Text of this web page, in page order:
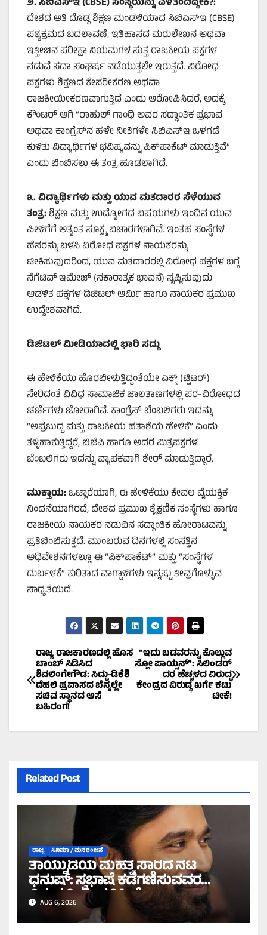
ದೇಶದ ಅತಿ ದೊಡ್ಡ ಶಿಕ್ಷಣ ಮಂಡಳಿಯಾದ ಸಿಬಿಎಸ್‌ಇ (CBSE)
ಪಠ್ಯಕ್ರಮದ ಬದಲಾವಣೆ, ಇತಿಹಾಸದ ಮರುಲೇಖನ ಅಥವಾ
ಇತ್ತೀಚಿನ ಪರೀಕ್ಷಾ ನಿಯಮಗಳ ಸುತ್ತ ರಾಜಕೀಯ ಪಕ್ಷಗಳ
ನಡುವೆ ಸದಾ ಸಂಘರ್ಷ ನಡೆಯುತ್ತಲೇ ಇರುತ್ತದೆ. ವಿರೋಧ
ಪಕ್ಷಗಳು ಶಿಕ್ಷಣದ ಕೇಸರೀಕರಣ ಅಥವಾ
ರಾಜಕೀಯೀಕರಣವಾಗುತ್ತಿದೆ ಎಂದು ಆರೋಪಿಸಿದರೆ, ಅದಕ್ಕೆ
ಕೌಂಟರ್ ಆಗಿ “ರಾಹುಲ್ ಗಾಂಧಿ ಅವರ ಸದ್ಧಾಂತಿಕ ಪ್ರಭಾವ
ಅಥವಾ ಕಾಂಗ್ರೆಸ್‌ನ ಹಳೇ ನೀತಿಗಳೇ ಸಿಬಿಎಸ್‌ಇ ಒಳಗಡೆ
ಕುಳಿತು ವಿದ್ಯಾರ್ಥಿಗಳ ಭವಿಷ್ಯವನ್ನು ಪಿಕ್‌ಪಾಕೆಟ್ ಮಾಡುತ್ತಿವೆ”
ಎಂದು ಬಿಂಬಿಸಲು ಈ ತಂತ್ರ ಹೂಡಲಾಗಿದೆ.
೩. ವಿದ್ಯಾರ್ಥಿಗಳು ಮತ್ತು ಯುವ ಮತದಾರರ ಸೆಳೆಯುವ
ತಂತ್ರ:ಶಿಕ್ಷಣ ಮತ್ತು ಉದ್ಯೋಗದ ವಿಷಯಗಳು ಇಂದಿನ ಯುವ
ಪೀಳಿಗೆಗೆ ಅತ್ಯಂತ ಸೂಕ್ಷ್ಮ ವಿಚಾರಗಳಾಗಿವೆ. ಇಂತಹ ಸಂಸ್ಥೆಗಳ
ಹೆಸರನ್ನು ಬಳಸಿ ವಿರೋಧ ಪಕ್ಷಗಳ ನಾಯಕರನ್ನು
ಟೀಕಿಸುವುದರಿಂದ, ಯುವ ಮತದಾರರಲ್ಲಿ ವಿರೋಧ ಪಕ್ಷಗಳ ಬಗ್ಗೆ
ನೆಗೆಟಿವ್ ಇಮೇಜ್ (ನಕಾರಾತ್ಮಕ ಭಾವನೆ) ಸೃಷ್ಟಿಸುವುದು
ಆಡಳಿತ ಪಕ್ಷಗಳ ಡಿಜಿಟಲ್ ಆರ್ಮಿ ಹಾಗೂ ನಾಯಕರ ಪ್ರಮುಖ
ಉದ್ದೇಶವಾಗಿದೆ.
ಡಿಜಿಟಲ್ ಮೀಡಿಯಾದಲ್ಲಿ ಭಾರಿ ಸದ್ದು
ಈ ಹೇಳಿಕೆಯು ಹೊರಬೀಳುತ್ತಿದ್ದಂತೆಯೇ ಎಕ್ಸ್ (ಟ್ವಿಟರ್)
ಸೇರಿದಂತೆ ವಿವಿಧ ಸಾಮಾಜಿಕ ಜಾಲತಾಣಗಳಲ್ಲಿ ಪರ-ವಿರೋಧದ
ಚರ್ಚೆಗಳು ಜೋರಾಗಿವೆ. ಕಾಂಗ್ರೆಸ್ ಬೆಂಬಲಿಗರು ಇದನ್ನು
“ಅಪ್ರಬುದ್ಧ ಮತ್ತು ರಾಜಕೀಯ ಹತಾಶೆಯ ಹೇಳಿಕೆ” ಎಂದು
ತಳ್ಳಿಹಾಕುತ್ತಿದ್ದರೆ, ಬಿಜೆಪಿ ಹಾಗೂ ಅದರ ಮಿತ್ರಪಕ್ಷಗಳ
ಬೆಂಬಲಿಗರು ಇದನ್ನು ವ್ಯಾಪಕವಾಗಿ ಶೇರ್ ಮಾಡುತ್ತಿದ್ದಾರೆ.
ಮುಕ್ತಾಯ:ಒಟ್ಟಾರೆಯಾಗಿ, ಈ ಹೇಳಿಕೆಯು ಕೇವಲ ವೈಯಕ್ತಿಕ
ನಿಂದನೆಯಾಗಿರದೆ, ದೇಶದ ಪ್ರಮುಖ ಶೈಕ್ಷಣಿಕ ಸಂಸ್ಥೆಗಳು ಹಾಗೂ
ರಾಜಕೀಯ ನಾಯಕರ ನಡುವಿನ ಸದ್ಧಾಂತಿಕ ಹೋರಾಟವನ್ನು
ಪ್ರತಿಬಿಂಬಿಸುತ್ತದೆ. ಮುಂಬರುವ ದಿನಗಳಲ್ಲಿ ಸಂಸತ್ತಿನ
ಅಧಿವೇಶನಗಳಲ್ಲೂ ಈ “ಪಿಕ್‌ಪಾಕೆಟ್” ಮತ್ತು “ಸಂಸ್ಥೆಗಳ
ದುರ್ಬಳಕೆ” ಕುರಿತಾದ ವಾಗ್ದಾಳಿಗಳು ಇನ್ನಷ್ಟು ತೀವ್ರಗೊಳ್ಳುವ
ಸಾಧ್ಯತೆಯಿದೆ.
Post
navigation
“ಇದು ಬಡವರನ್ನು ಕೊಲ್ಲುವ
ಸ್ಲೋ ಪಾಯ್ಸನ್”: ಸಿಲಿಂಡರ್
ದರ ಹೆಚ್ಚಳದ ವಿರುದ್ಧ
ಕೇಂದ್ರದ ವಿರುದ್ಧ ಖರ್ಗೆ ಕಟು
ಟೀಕೆ!
ರಾಜ್ಯ ರಾಜಕಾರಣದಲ್ಲಿ ಹೊಸ
ಬಾಂಬ್ ಸಿಡಿಸಿದ
ಶಿವಲಿಂಗೇಗೌಡ: ಸಿದ್ದು-ಡಿಕೆಶಿ
ದೆಹಲಿ ಪ್ರವಾಸದ ಬೆನ್ನಲ್ಲೇ
ಸಚಿವ ಸ್ಥಾನದ ಆಸೆ
ಬಹಿರಂಗ!
Related Post
ರಾಜ್ಯ ಸಿನಿಮಾ / ಮನರಂಜನೆ
ತಾಯ್ನುಡಿಯ ಮಹತ್ವ ಸಾರಿದ ನಟ
ಧನುಷ್: ಸ್ವಭಾಷೆ ಕಡೆಗಣಿಸುವವರ
ವಿರುದ್ಧ ತೀಕ್ಷ್ಣ ಪ್ರತಿಕ್ರಿಯೆ!
AUG 6, 2026